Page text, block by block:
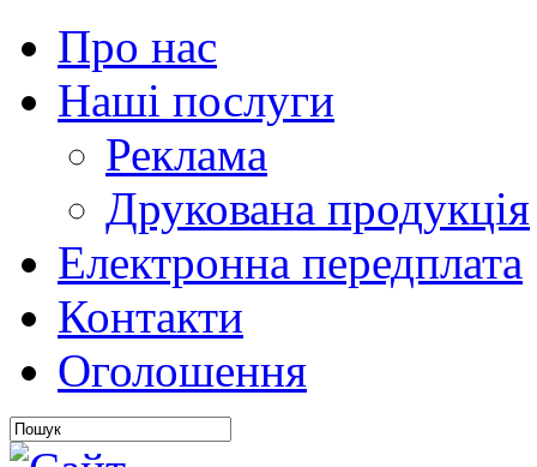
Про нас
Наші послуги
Реклама
Друкована продукція
Електронна передплата
Контакти
Оголошення